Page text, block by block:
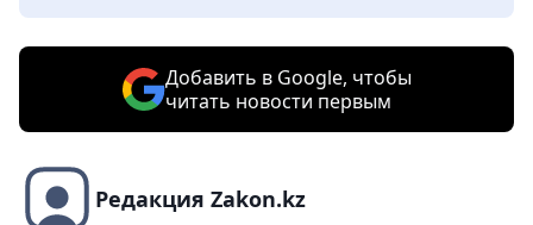
Добавить в Google, чтобы
читать новости первым
Редакция Zakon.kz